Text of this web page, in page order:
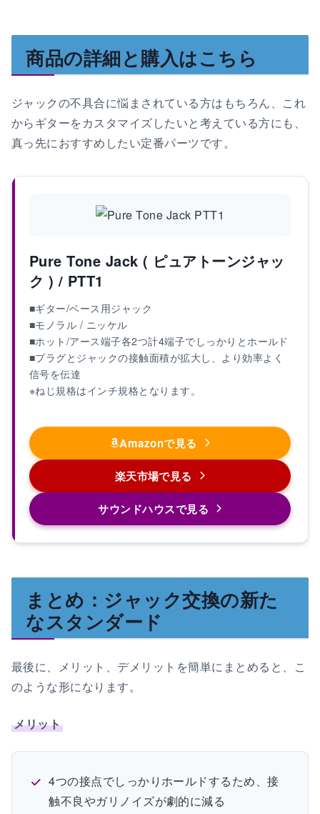
商品の詳細と購入はこちら
ジャックの不具合に悩まされている方はもちろん、これ
からギターをカスタマイズしたいと考えている方にも、
真っ先におすすめしたい定番パーツです。
Pure Tone Jack ( ピュアトーンジャッ
ク ) / PTT1
■ギター/ベース用ジャック
■モノラル / ニッケル
■ホット/アース端子各2つ計4端子でしっかりとホールド
■プラグとジャックの接触面積が拡大し、より効率よく
信号を伝達
※ねじ規格はインチ規格となります。
Amazonで見る
楽天市場で見る
サウンドハウスで見る
まとめ：ジャック交換の新た
なスタンダード
最後に、メリット、デメリットを簡単にまとめると、こ
のような形になります。
メリット
4つの接点でしっかりホールドするため、接
触不良やガリノイズが劇的に減る